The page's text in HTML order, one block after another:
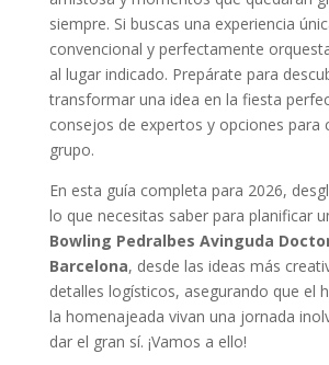
siempre. Si buscas una experiencia
convencional y perfectamente
al lugar indicado. Prepárate para
transformar una idea en la fiesta
consejos de expertos y opciones para
grupo.
En esta guía completa para 2026,
lo que necesitas saber para planificar
Bowling Pedralbes Avinguda
Barcelona, desde las ideas más
detalles logísticos, asegurando que el
la homenajeada vivan una jornada
dar el gran sí. ¡Vamos a ello!